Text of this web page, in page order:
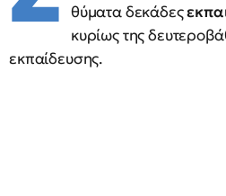
θύματα δεκάδες
κυρίως της
εκπαίδευσης.